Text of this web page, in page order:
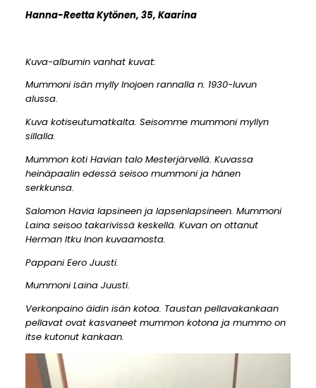
Hanna-Reetta Kytönen, 35, Kaarina​
Kuva-albumin vanhat kuvat:
Mummoni isän mylly Inojoen rannalla n. 1930-luvun
alussa.
Kuva kotiseutumatkalta. Seisomme mummoni myllyn
sillalla.
Mummon koti Havian talo Mesterjärvellä. Kuvassa
heinäpaalin edessä seisoo mummoni ja hänen
serkkunsa.
Salomon Havia lapsineen ja lapsenlapsineen. Mummoni
Laina seisoo takarivissä keskellä. Kuvan on ottanut
Herman Itku Inon kuvaamosta.
Pappani Eero Juusti.
Mummoni Laina Juusti.
Verkonpaino äidin isän kotoa. Taustan pellavakankaan
pellavat ovat kasvaneet mummon kotona ja mummo on
itse kutonut kankaan.